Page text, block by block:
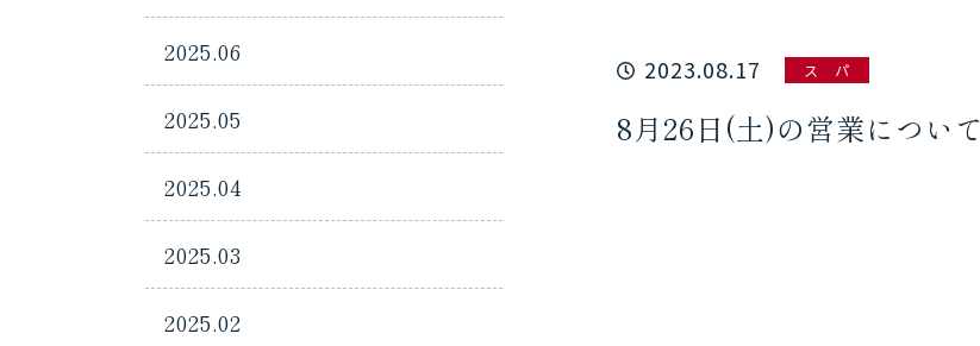
2023.08.17 ス パ
8月26日(土)の営業について
2025.06
2025.05
2025.04
2025.03
2025.02